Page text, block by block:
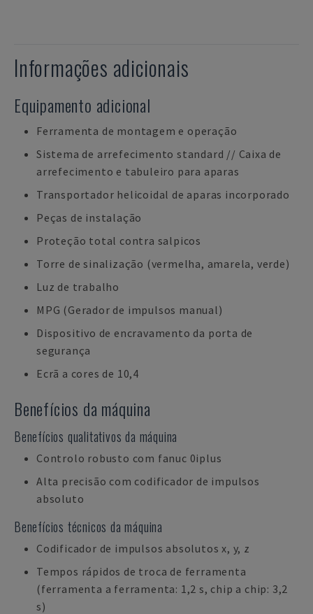
Informações adicionais
Equipamento adicional
Ferramenta de montagem e operação
Sistema de arrefecimento standard // Caixa de
arrefecimento e tabuleiro para aparas
Transportador helicoidal de aparas incorporado
Peças de instalação
Proteção total contra salpicos
Torre de sinalização (vermelha, amarela, verde)
Luz de trabalho
MPG (Gerador de impulsos manual)
Dispositivo de encravamento da porta de
segurança
Ecrã a cores de 10,4
Benefícios da máquina
Benefícios qualitativos da máquina
Controlo robusto com fanuc 0iplus
Alta precisão com codificador de impulsos
absoluto
Benefícios técnicos da máquina
Codificador de impulsos absolutos x, y, z
Tempos rápidos de troca de ferramenta
(ferramenta a ferramenta: 1,2 s, chip a chip: 3,2
s)